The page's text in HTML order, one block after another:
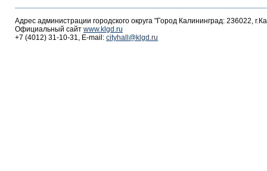
Адрес администрации городского округа "Город Калининград: 236022,
Официальный сайт www.klgd.ru
+7 (4012) 31-10-31, E-mail: cityhall@klgd.ru